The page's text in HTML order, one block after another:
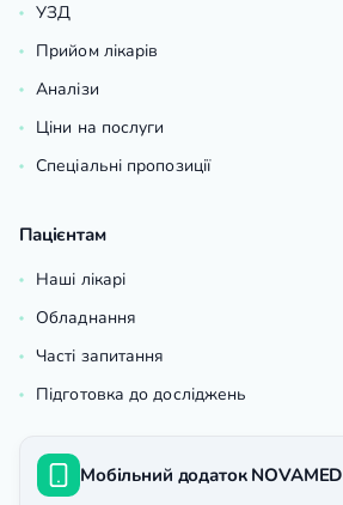
УЗД
Прийом лікарів
Аналізи
Ціни на послуги
Спеціальні пропозиції
Пацієнтам
Наші лікарі
Обладнання
Часті запитання
Підготовка до досліджень
Мобільний додаток NOVAMED